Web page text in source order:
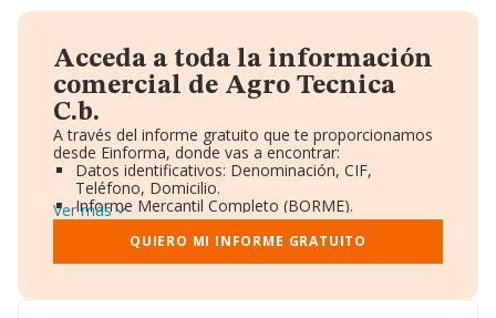
Acceda a toda la información
comercial de Agro Tecnica
C.b.
A través del informe gratuito que te proporcionamos
desde Einforma, donde vas a encontrar:
Datos identificativos: Denominación, CIF,
Teléfono, Domicilio.
Informe Mercantil Completo (BORME).
Gráficos de Evolución Ventas y Empleados.
Consejo de Administración y Administradores.
Directivos y Ejecutivos.
Ver más
QUIERO MI INFORME GRATUITO